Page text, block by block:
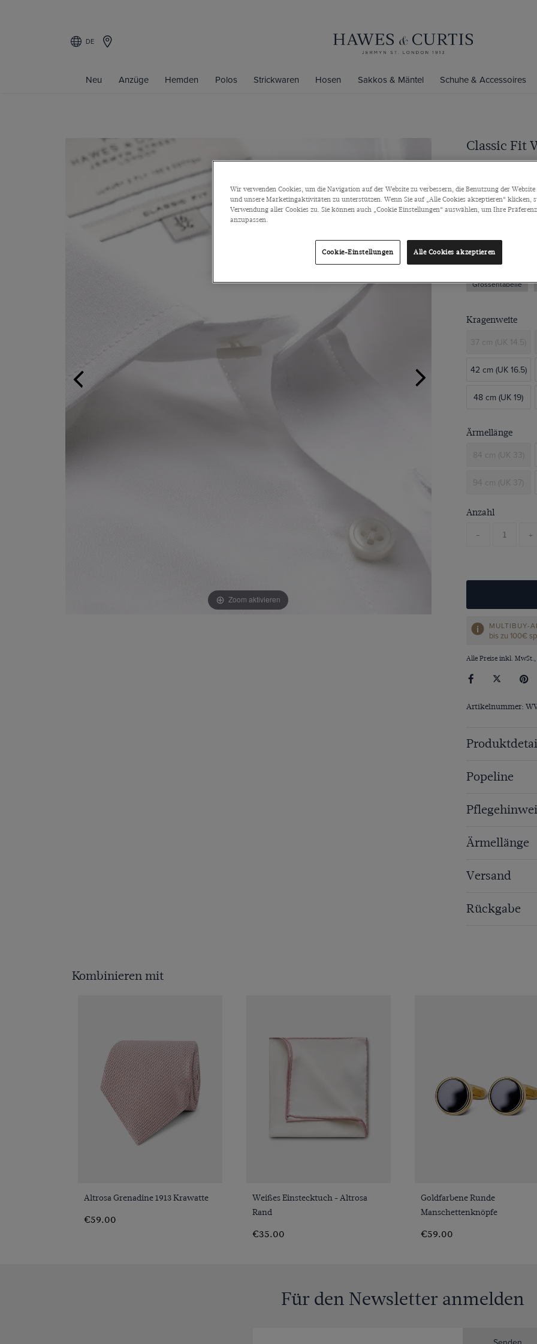
DE
Neu Anzüge Hemden Polos Strickwaren Hosen Sakkos & Mäntel Schuhe & Accessoires
Zoom aktivieren
Classic Fit
€79 / 3 für
Grössentabelle
Kragenweite
37 cm (UK 14.5)
42 cm (UK 16.5)
48 cm (UK 19)
Ärmellänge
84 cm (UK 33)
94 cm (UK 37)
Anzahl
- +
MULTIBUY-
bis zu 100€
Alle Preise inkl.
Artikelnummer:
Popeline
Ärmellänge
Versand
Rückgabe
Kombinieren mit
VORSCHAU
Altrosa Grenadine 1913 Krawatte
€59.00
VORSCHAU
Weißes Einstecktuch - Altrosa
Rand
€35.00
VORSCHAU
Goldfarbene Runde
Manschettenknöpfe
€59.00
Für den Newsletter anmelden
Wir verwenden Cookies, um die Navigation auf der Website zu verbessern, die Benutzung der
und unsere Marketingaktivitäten zu unterstützen. Wenn Sie auf „Alle Cookies akzeptieren“ klicken,
Verwendung aller Cookies zu. Sie können auch „Cookie Einstellungen“ auswählen, um Ihre
anzupassen.
Cookie-Einstellungen Alle Cookies akzeptieren